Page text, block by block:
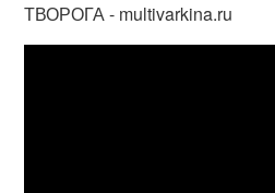
ТВОРОГА - multivarkina.ru